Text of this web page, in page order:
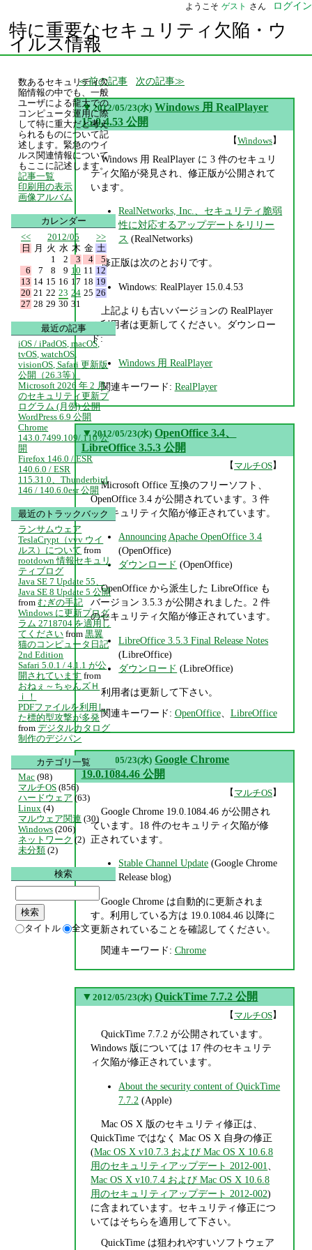
ようこそ ゲスト さん ログイン
特に重要なセキュリティ欠陥・ウ
イルス情報
前の記事 次の記事
▼ 2012/05/23(水) Windows 用 RealPlayer
15.0.4.53 公開
【Windows】
Windows 用 RealPlayer に 3 件のセキュリ
ティ欠陥が発見され、修正版が公開されて
います。
RealNetworks, Inc.、セキュリティ脆弱
性に対応するアップデートをリリー
ス (RealNetworks)
修正版は次のとおりです。
Windows: RealPlayer 15.0.4.53
上記よりも古いバージョンの RealPlayer
の利用者は更新してください。ダウンロー
ド:
Windows 用 RealPlayer
関連キーワード: RealPlayer
▼ 2012/05/23(水) OpenOffice 3.4、
LibreOffice 3.5.3 公開
【 マルチOS】
Microsoft Office 互換のフリーソフト、
OpenOffice 3.4 が公開されています。3 件
のセキュリティ欠陥が修正されています。
Announcing Apache OpenOffice 3.4
(OpenOffice)
ダウンロード (OpenOffice)
OpenOffice から派生した LibreOffice も
バージョン 3.5.3 が公開されました。2 件
のセキュリティ欠陥が修正されています。
LibreOffice 3.5.3 Final Release Notes
(LibreOffice)
ダウンロード (LibreOffice)
利用者は更新して下さい。
関連キーワード: OpenOffice、 LibreOffice
▼ 2012/05/23(水) Google Chrome
19.0.1084.46 公開
【マルチOS】
Google Chrome 19.0.1084.46 が公開され
ています。18 件のセキュリティ欠陥が修
正されています。
Stable Channel Update (Google Chrome
Release blog)
Google Chrome は自動的に更新されま
す。利用している方は 19.0.1084.46 以降に
更新されていることを確認してください。
関連キーワード: Chrome
▼ 2012/05/23(水) QuickTime 7.7.2 公開
【 マルチOS】
QuickTime 7.7.2 が公開されています。
Windows 版については 17 件のセキュリテ
ィ欠陥が修正されています。
About the security content of QuickTime
7.7.2 (Apple)
Mac OS X 版のセキュリティ修正は、
QuickTime ではなく Mac OS X 自身の修正
(Mac OS X v10.7.3 および Mac OS X 10.6.8
用のセキュリティアップデート 2012-001
Mac OS X v10.7.4 および Mac OS X 10.6.8
用のセキュリティアップデート 2012-002)
に含まれています。セキュリティ修正につ
いてはそちらを適用して下さい。
QuickTime は狙われやすいソフトウェア
数あるセキュリティ欠
陥情報の中でも、一般
ユーザによる龍大での
コンピュータ運用に際
して特に重大だと考え
られるものについて記
述します。緊急のウイ
ルス関連情報について
もここに記述します。
記事一覧
印刷用の表示
画像アルバム
カレンダー
<<
2012/05
>>
日
月 火 水 木 金 土
1
2 3 4
5
6
7 8 9 10 11 12
13 14 15 16 17 18 19
20 21 22 23 24 25 26
27 28 29 30 31
最近の記事
iOS / iPadOS, macOS,
tvOS, watchOS,
visionOS, Safari 更新版
公開（26.3等）
Microsoft 2026 年 2 月
のセキュリティ更新プ
ログラム (月例) 公開
WordPress 6.9 公開
Chrome
143.0.7499.109/.110 公
開
Firefox 146.0 / ESR
140.6.0 / ESR
115.31.0、Thunderbird
146 / 140.6.0esr 公開
最近のトラックバック
ランサムウェア
TeslaCrypt（vvv ウイ
ルス）について from
rootdown 情報セキュリ
ティブログ
Java SE 7 Update 55、
Java SE 8 Update 5 公開
from むぎの手記
Windows に更新プログ
ラム 2718704 を適用し
てください from 黒翼
猫のコンピュータ日記
2nd Edition
Safari 5.0.1 / 4.1.1 が公
開されています from
おねぇ～ちゃんズＨ
ｉ！
PDFファイルを利用し
た標的型攻撃が多発
from デジタルカタログ
制作のデジパン
カテゴリ一覧
Mac (98)
マルチOS (856)
ハードウェア (63)
Linux (4)
マルウェア関連 (30)
Windows (206)
ネットワーク (2)
未分類 (2)
検索
タイトル 全文